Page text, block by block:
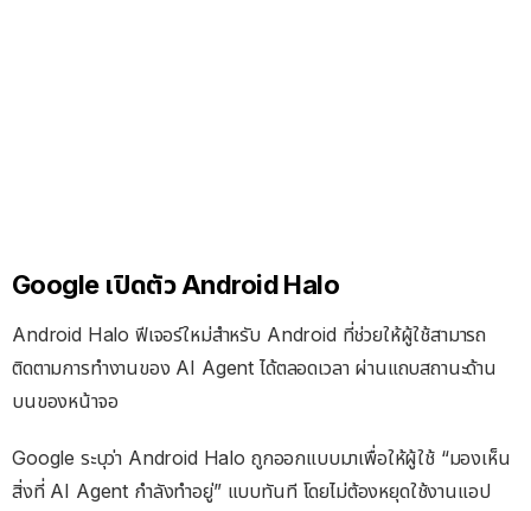
Google เปิดตัว Android Halo
Android Halo ฟีเจอร์ใหม่สำหรับ Android ที่ช่วยให้ผู้ใช้สามารถ
ติดตามการทำงานของ AI Agent ได้ตลอดเวลา ผ่านแถบสถานะด้าน
บนของหน้าจอ
Google ระบุว่า Android Halo ถูกออกแบบมาเพื่อให้ผู้ใช้ “มองเห็น
สิ่งที่ AI Agent กำลังทำอยู่” แบบทันที โดยไม่ต้องหยุดใช้งานแอป